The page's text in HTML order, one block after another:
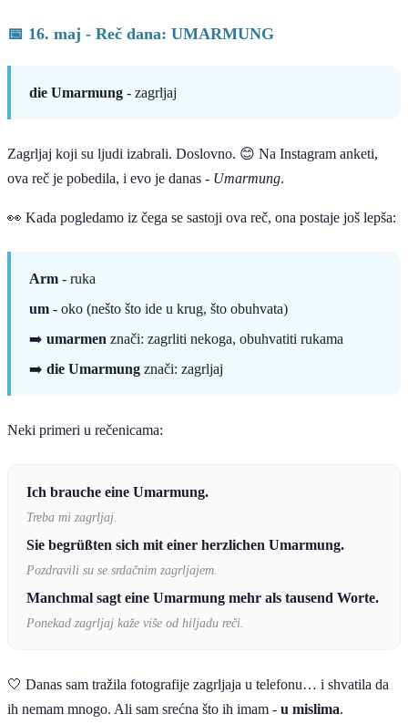
📅 16. maj - Reč dana: UMARMUNG
die Umarmung - zagrljaj
Zagrljaj koji su ljudi izabrali. Doslovno. 😊 Na Instagram anketi,
ova reč je pobedila, i evo je danas - Umarmung.
👀 Kada pogledamo iz čega se sastoji ova reč, ona postaje još lepša:
Arm - ruka
um - oko (nešto što ide u krug, što obuhvata)
➡️ umarmen znači: zagrliti nekoga, obuhvatiti rukama
➡️ die Umarmung znači: zagrljaj
Neki primeri u rečenicama:
Ich brauche eine Umarmung.
Treba mi zagrljaj.
Sie begrüßten sich mit einer herzlichen Umarmung.
Pozdravili su se srdačnim zagrljajem.
Manchmal sagt eine Umarmung mehr als tausend Worte.
Ponekad zagrljaj kaže više od hiljadu reči.
🤍 Danas sam tražila fotografije zagrljaja u telefonu… i shvatila da
ih nemam mnogo. Ali sam srećna što ih imam - u mislima.